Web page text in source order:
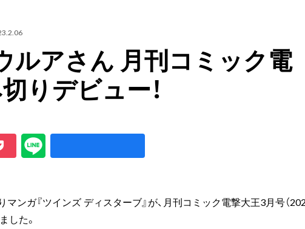
ルアさん 月刊コミック電
りデビュー！
ンガ『ツインズ ディスターブ』が、月刊コミック電撃大王3月号（
した。